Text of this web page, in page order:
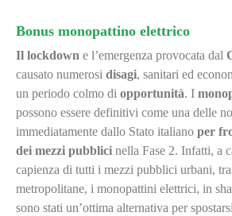
Bonus monopattino elettrico
Il lockdown e l’emergenza provocata dal
causato numerosi disagi, sanitari ed
un periodo colmo di opportunità. I
possono essere definitivi come una delle
immediatamente dallo Stato italiano per
dei mezzi pubblici nella Fase 2. Infatti, a
capienza di tutti i mezzi pubblici urbani,
metropolitane, i monopattini elettrici, in
sono stati un’ottima alternativa per